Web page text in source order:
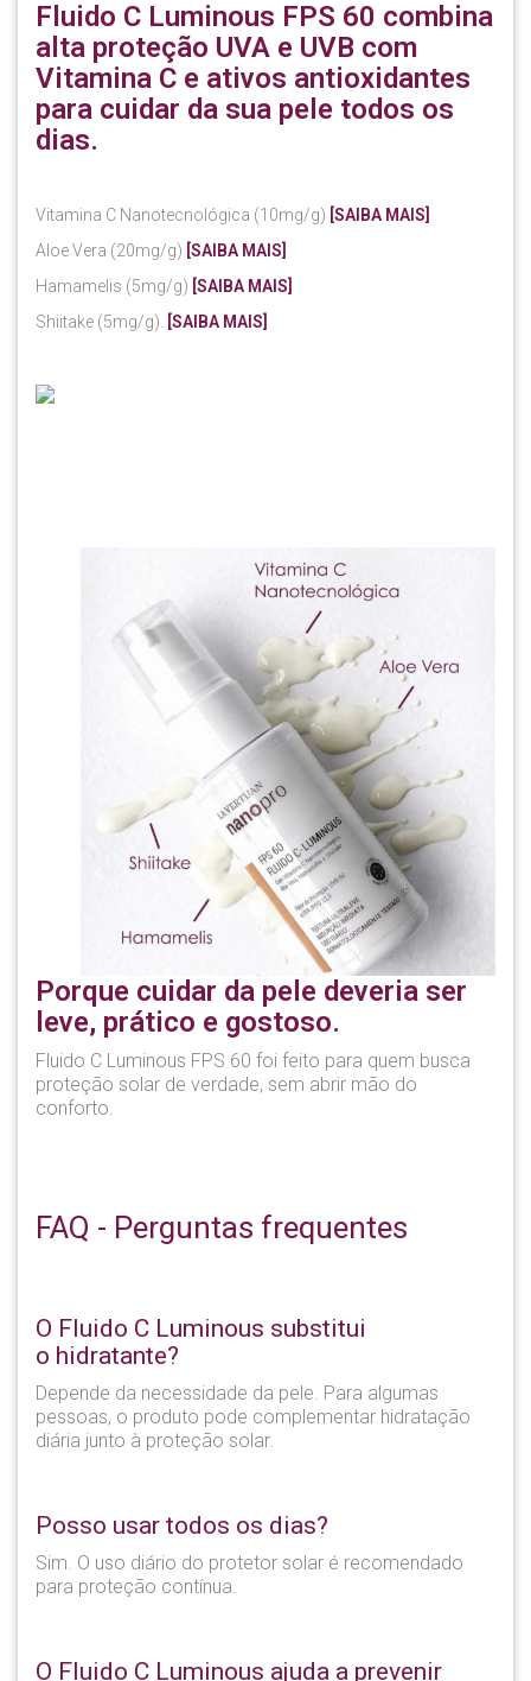
Fluido C Luminous FPS 60 combina
alta proteção UVA e UVB com
Vitamina C e ativos antioxidantes
para cuidar da sua pele todos os
dias.
Vitamina C Nanotecnológica (10mg/g) [SAIBA MAIS]
Aloe Vera (20mg/g) [SAIBA MAIS]
Hamamelis (5mg/g) [SAIBA MAIS]
Shiitake (5mg/g).
[SAIBA MAIS]
Porque cuidar da pele deveria ser
leve, prático e gostoso.
Fluido C Luminous FPS 60 foi feito para quem busca
proteção solar de verdade, sem abrir mão do
conforto.
FAQ - Perguntas frequentes
O Fluido C Luminous substitui
o hidratante?
Depende da necessidade da pele. Para algumas
pessoas, o produto pode complementar hidratação
diária junto à proteção solar.
Posso usar todos os dias?
Sim. O uso diário do protetor solar é recomendado
para proteção contínua.
O Fluido C Luminous ajuda a prevenir